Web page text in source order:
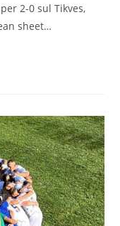
2-0 sul Tikves,
sheet…